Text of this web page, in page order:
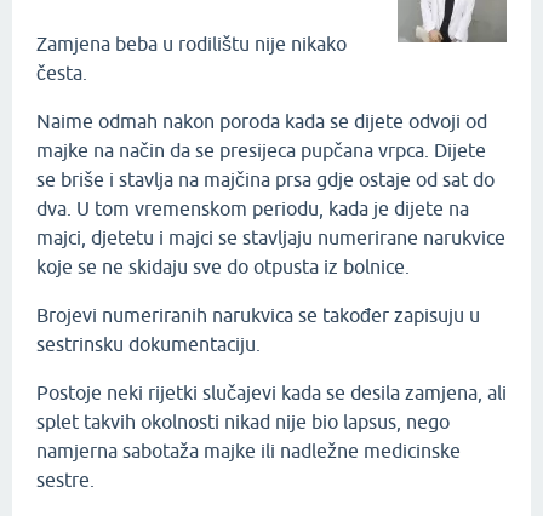
Zamjena beba u rodilištu nije nikako
česta.
Naime odmah nakon poroda kada se dijete odvoji od
majke na način da se presijeca pupčana vrpca. Dijete
se briše i stavlja na majčina prsa gdje ostaje od sat do
dva. U tom vremenskom periodu, kada je dijete na
majci, djetetu i majci se stavljaju numerirane narukvice
koje se ne skidaju sve do otpusta iz bolnice.
Brojevi numeriranih narukvica se također zapisuju u
sestrinsku dokumentaciju.
Postoje neki rijetki slučajevi kada se desila zamjena, ali
splet takvih okolnosti nikad nije bio lapsus, nego
namjerna sabotaža majke ili nadležne medicinske
sestre.